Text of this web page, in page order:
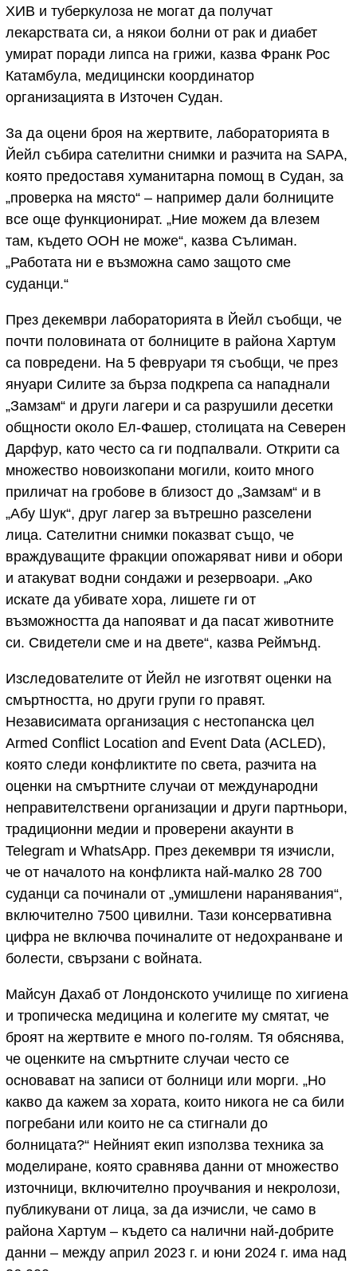
ХИВ и туберкулоза не могат да получат
лекарствата си, а някои болни от рак и диабет
умират поради липса на грижи, казва Франк Рос
Катамбула, медицински координатор
организацията в Източен Судан.
За да оцени броя на жертвите, лабораторията в
Йейл събира сателитни снимки и разчита на SAPA,
която предоставя хуманитарна помощ в Судан, за
„проверка на място“ – например дали болниците
все още функционират. „Ние можем да влезем
там, където ООН не може“, казва Сълиман.
„Работата ни е възможна само защото сме
суданци.“
През декември лабораторията в Йейл съобщи, че
почти половината от болниците в района Хартум
са повредени. На 5 февруари тя съобщи, че през
януари Силите за бърза подкрепа са нападнали
„Замзам“ и други лагери и са разрушили десетки
общности около Ел-Фашер, столицата на Северен
Дарфур, като често са ги подпалвали. Открити са
множество новоизкопани могили, които много
приличат на гробове в близост до „Замзам“ и в
„Абу Шук“, друг лагер за вътрешно разселени
лица. Сателитни снимки показват също, че
враждуващите фракции опожаряват ниви и обори
и атакуват водни сондажи и резервоари. „Ако
искате да убивате хора, лишете ги от
възможността да напояват и да пасат животните
си. Свидетели сме и на двете“, казва Реймънд.
Изследователите от Йейл не изготвят оценки на
смъртността, но други групи го правят.
Независимата организация с нестопанска цел
Armed Conflict Location and Event Data (ACLED),
която следи конфликтите по света, разчита на
оценки на смъртните случаи от международни
неправителствени организации и други партньори,
традиционни медии и проверени акаунти в
Telegram и WhatsApp. През декември тя изчисли,
че от началото на конфликта най-малко 28 700
суданци са починали от „умишлени наранявания“,
включително 7500 цивилни. Тази консервативна
цифра не включва починалите от недохранване и
болести, свързани с войната.
Майсун Дахаб от Лондонското училище по хигиена
и тропическа медицина и колегите му смятат, че
броят на жертвите е много по-голям. Тя обяснява,
че оценките на смъртните случаи често се
основават на записи от болници или морги. „Но
какво да кажем за хората, които никога не са били
погребани или които не са стигнали до
болницата?“ Нейният екип използва техника за
моделиране, която сравнява данни от множество
източници, включително проучвания и некролози,
публикувани от лица, за да изчисли, че само в
района Хартум – където са налични най-добрите
данни – между април 2023 г. и юни 2024 г. има над